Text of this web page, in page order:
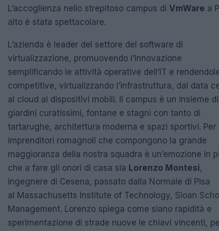
L’accoglienza nello strepitoso campus di VmWare a
alto è stata spettacolare.
L’azienda è leader del settore del software di
virtualizzazione, promuovendo l’innovazione
semplificando le attività operative dell’IT e
competitive, virtualizzando l’infrastruttura, dal data
al cloud ai dispositivi mobili. Il campus è un insieme di
giardini curatissimi, fontane e stagni con tanto di
tartarughe, architettura moderna e spazi sportivi. Per
imprenditori romagnoli che compongono la grande
maggioranza della nostra squadra è un’emozione in
che a fare gli onori di casa sia Lorenzo Montesi,
ingegnere di Cesena, passato dalla Normale di Pisa
al Massachusetts Institute of Technology, Sloan
Management. Lorenzo spiega come siano rapidità e
sperimentazione di strade nuove le chiavi vincenti,